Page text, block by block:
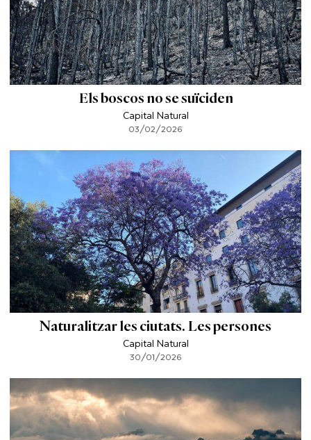
Els boscos no se suïciden
Capital Natural
03/02/2026
Naturalitzar les ciutats. Les persones
Capital Natural
30/01/2026